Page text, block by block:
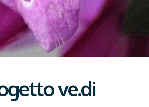
ve.di